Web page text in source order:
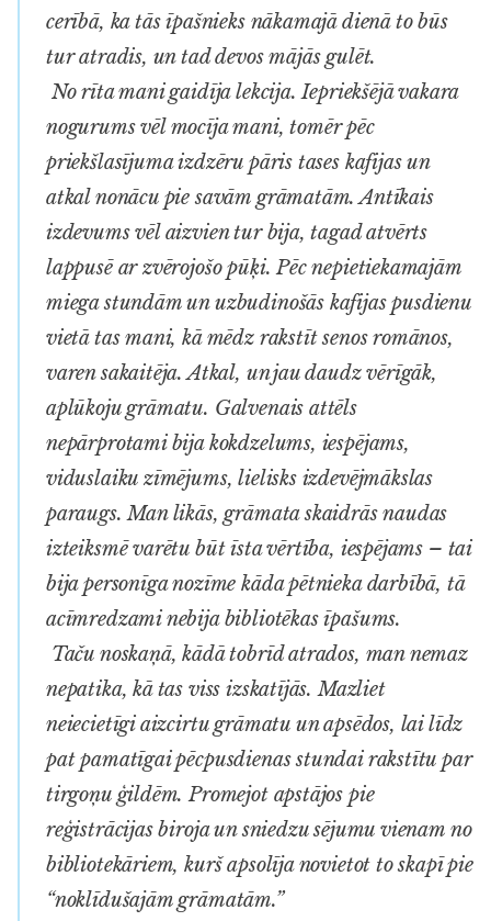
cerībā, ka tās īpašnieks nākamajā dienā to būs
tur atradis, un tad devos mājās gulēt.
No rīta mani gaidīja lekcija. Iepriekšējā vakara
nogurums vēl mocīja mani, tomēr pēc
priekšlasījuma izdzēru pāris tases kafijas un
atkal nonācu pie savām grāmatām. Antīkais
izdevums vēl aizvien tur bija, tagad atvērts
lappusē ar zvērojošo pūķi. Pēc nepietiekamajām
miega stundām un uzbudinošās kafijas pusdienu
vietā tas mani, kā mēdz rakstīt senos romānos,
varen sakaitēja. Atkal, un jau daudz vērīgāk,
aplūkoju grāmatu. Galvenais attēls
nepārprotami bija kokdzelums, iespējams,
viduslaiku zīmējums, lielisks izdevējmākslas
paraugs. Man likās, grāmata skaidrās naudas
izteiksmē varētu būt īsta vērtība, iespējams – tai
bija personīga nozīme kāda pētnieka darbībā, tā
acīmredzami nebija bibliotēkas īpašums.
Taču noskaņā, kādā tobrīd atrados, man nemaz
nepatika, kā tas viss izskatījās. Mazliet
neiecietīgi aizcirtu grāmatu un apsēdos, lai līdz
pat pamatīgai pēcpusdienas stundai rakstītu par
tirgoņu ģildēm. Promejot apstājos pie
reģistrācijas biroja un sniedzu sējumu vienam no
bibliotekāriem, kurš apsolīja novietot to skapī pie
“noklīdušajām grāmatām.”